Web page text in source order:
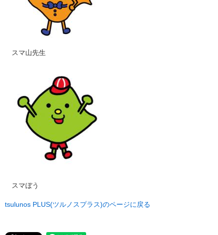
​スマ山先生
スマぼう
tsulunos PLUS(ツルノスプラス)のページに戻る